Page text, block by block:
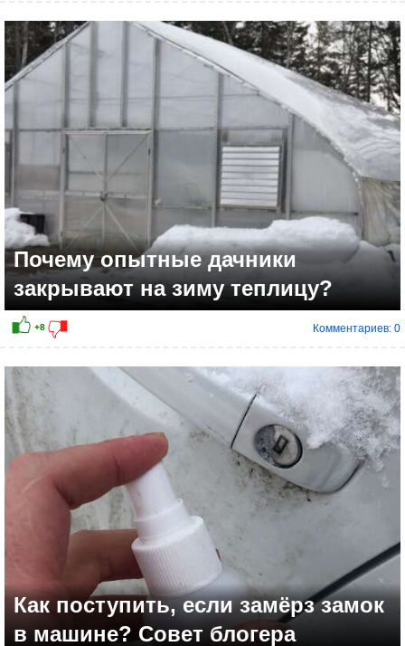
Почему опытные дачники
закрывают на зиму теплицу?
Комментариев: 0
Как поступить, если замёрз замок
в машине? Совет блогера